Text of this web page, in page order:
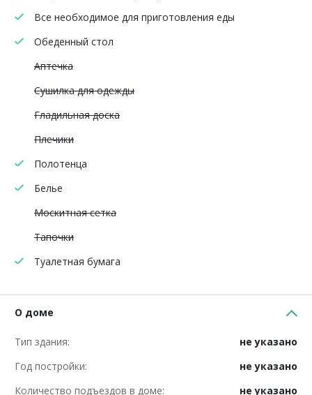
Все необходимое для приготовления еды
Обеденный стол
Аптечка
Сушилка для одежды
Гладильная доска
Плечики
Полотенца
Белье
Москитная сетка
Тапочки
Туалетная бумага
О доме
Тип здания:
не указано
Год постройки:
не указано
Количество подъездов в доме:
не указано